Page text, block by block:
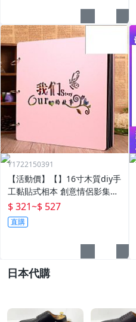
Y1722150391
【活動價】【】16寸木質diy手
工黏貼式相本 創意情侶影集紀
念收藏冊送男女朋友
$ 321~$ 527
直購
日本代購